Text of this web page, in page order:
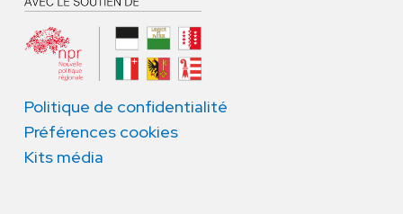
Politique de confidentialité
Préférences cookies
Kits média